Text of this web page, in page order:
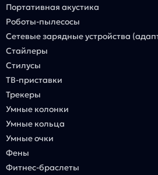
Портативная акустика
Роботы-пылесосы
Сетевые зарядные устройства
Стайлеры
Стилусы
ТВ-приставки
Трекеры
Умные колонки
Умные кольца
Умные очки
Фены
Фитнес-браслеты